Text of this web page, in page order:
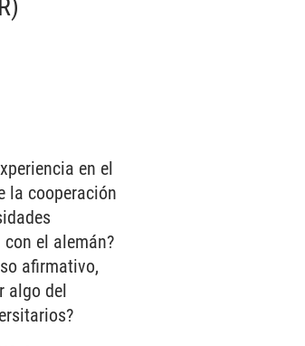
en el
la cooperación
el alemán?
afirmativo,
algo del